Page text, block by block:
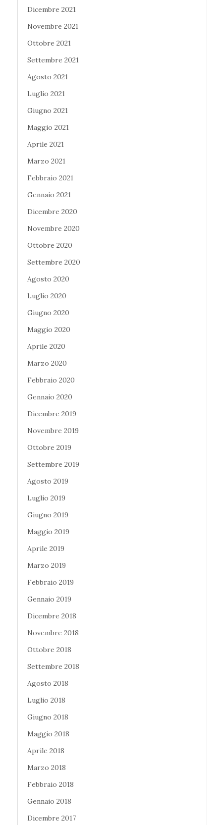
Dicembre 2021
Novembre 2021
Ottobre 2021
Settembre 2021
Agosto 2021
Luglio 2021
Giugno 2021
Maggio 2021
Aprile 2021
Marzo 2021
Febbraio 2021
Gennaio 2021
Dicembre 2020
Novembre 2020
Ottobre 2020
Settembre 2020
Agosto 2020
Luglio 2020
Giugno 2020
Maggio 2020
Aprile 2020
Marzo 2020
Febbraio 2020
Gennaio 2020
Dicembre 2019
Novembre 2019
Ottobre 2019
Settembre 2019
Agosto 2019
Luglio 2019
Giugno 2019
Maggio 2019
Aprile 2019
Marzo 2019
Febbraio 2019
Gennaio 2019
Dicembre 2018
Novembre 2018
Ottobre 2018
Settembre 2018
Agosto 2018
Luglio 2018
Giugno 2018
Maggio 2018
Aprile 2018
Marzo 2018
Febbraio 2018
Gennaio 2018
Dicembre 2017